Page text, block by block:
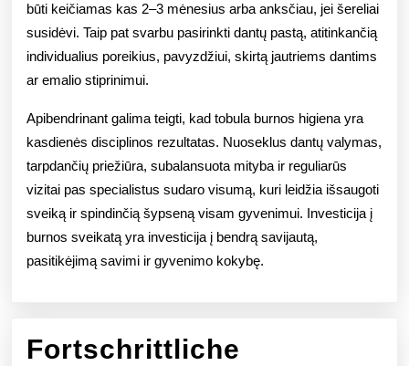
būti keičiamas kas 2–3 mėnesius arba anksčiau, jei šereliai
susidėvi. Taip pat svarbu pasirinkti dantų pastą, atitinkančią
individualius poreikius, pavyzdžiui, skirtą jautriems dantims
ar emalio stiprinimui.
Apibendrinant galima teigti, kad tobula burnos higiena yra
kasdienės disciplinos rezultatas. Nuoseklus dantų valymas,
tarpdančių priežiūra, subalansuota mityba ir reguliarūs
vizitai pas specialistus sudaro visumą, kuri leidžia išsaugoti
sveiką ir spindinčią šypseną visam gyvenimui. Investicija į
burnos sveikatą yra investicija į bendrą savijautą,
pasitikėjimą savimi ir gyvenimo kokybę.
Fortschrittliche